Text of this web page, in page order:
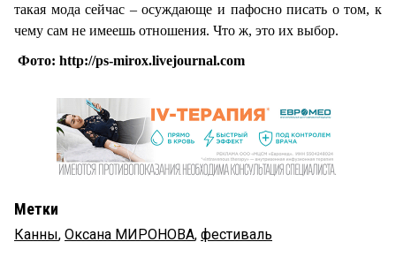
такая мода сейчас – осуждающе и пафосно писать о том, к
чему сам не имеешь отношения. Что ж, это их выбор.
Фото: http://ps-mirox.livejournal.com
Метки
Канны, Оксана МИРОНОВА, фестиваль